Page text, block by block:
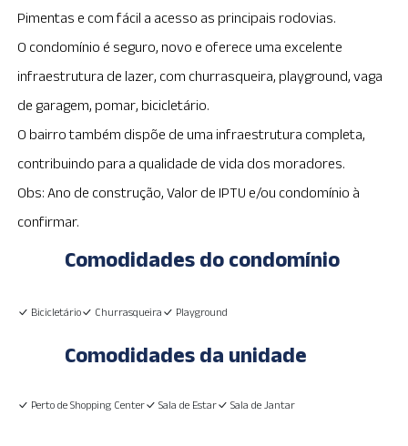
Pimentas e com fácil a acesso as principais rodovias.
O condomínio é seguro, novo e oferece uma excelente
infraestrutura de lazer, com churrasqueira, playground, vaga
de garagem, pomar, bicicletário.
O bairro também dispõe de uma infraestrutura completa,
contribuindo para a qualidade de vida dos moradores.
Obs: Ano de construção, Valor de IPTU e/ou condomínio à
confirmar.
Comodidades do condomínio
Bicicletário Churrasqueira Playground
Comodidades da unidade
Perto de Shopping Center Sala de Estar Sala de Jantar